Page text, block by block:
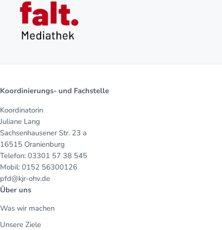
Koordinierungs- und Fachstelle
Koordinatorin
Juliane Lang
Sachsenhausener Str. 23 a
16515 Oranienburg
Telefon: 03301 57 38 545
Mobil: 0152 56300126
pfd@kjr-ohv.de
Über uns
Was wir machen
Unsere Ziele